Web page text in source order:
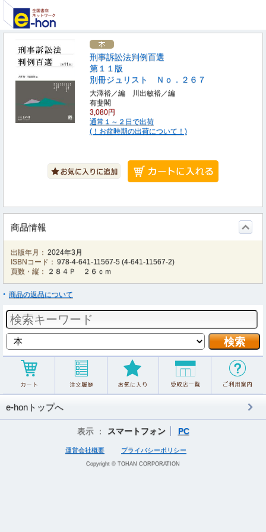
刑事訴訟法判例百選
第１１版
別冊ジュリスト Ｎｏ．２６７
大澤裕／編 川出敏裕／編
有斐閣
3,080円
通常１～２日で出荷
(！お盆時期の出荷について！)
商品情報
出版年月： 2024年3月
ISBNコード： 978-4-641-11567-5 (4-641-11567-2)
頁数・縦：
２８４Ｐ ２６ｃｍ
商品の返品について
e-honトップへ
表示 ： スマートフォン PC
運営会社概要 プライバシーポリシー
Copyright © TOHAN CORPORATION